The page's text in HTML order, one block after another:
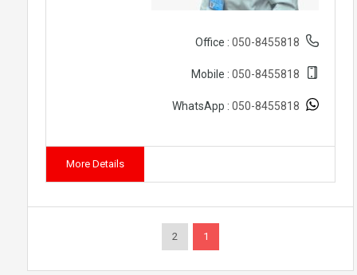
050-8455818
050-8455818
050-8455818
More Details
1
2